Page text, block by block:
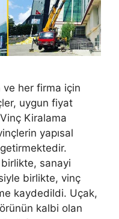
ve her firma için
uygun fiyat
Kiralama
yapısal
sanayi
birlikte, vinç
kaydedildi. Uçak,
kalbi olan